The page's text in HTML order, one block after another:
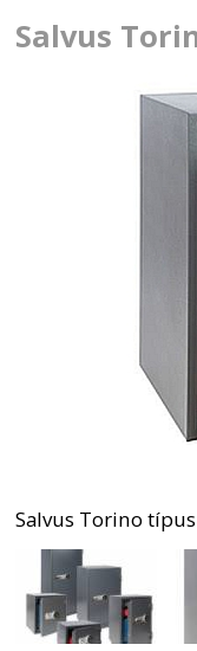
Salvus
Salvus Torino